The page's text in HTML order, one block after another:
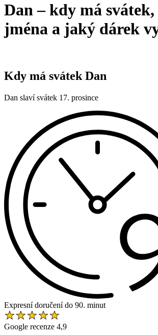
Dan – kdy má
jména a jaký dárek
Kdy má svátek Dan
Dan slaví svátek 17. prosince
Expresní doručení do 90. minut
Google recenze 4,9